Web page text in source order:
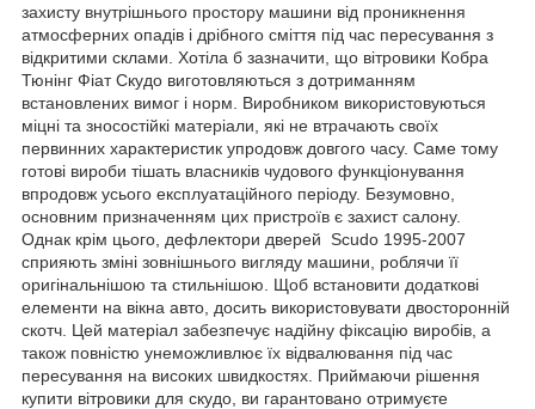
захисту внутрішнього простору машини від проникнення
атмосферних опадів і дрібного сміття під час пересування з
відкритими склами. Хотіла б зазначити, що вітровики Кобра
Тюнінг Фіат Скудо виготовляються з дотриманням
встановлених вимог і норм. Виробником використовуються
міцні та зносостійкі матеріали, які не втрачають своїх
первинних характеристик упродовж довгого часу. Саме тому
готові вироби тішать власників чудового функціонування
впродовж усього експлуатаційного періоду. Безумовно,
основним призначенням цих пристроїв є захист салону.
Однак крім цього, дефлектори дверей Scudo 1995-2007
сприяють зміні зовнішнього вигляду машини, роблячи її
оригінальнішою та стильнішою. Щоб встановити додаткові
елементи на вікна авто, досить використовувати двосторонній
скотч. Цей матеріал забезпечує надійну фіксацію виробів, а
також повністю унеможливлює їх відвалювання під час
пересування на високих швидкостях. Приймаючи рішення
купити вітровики для скудо, ви гарантовано отримуєте